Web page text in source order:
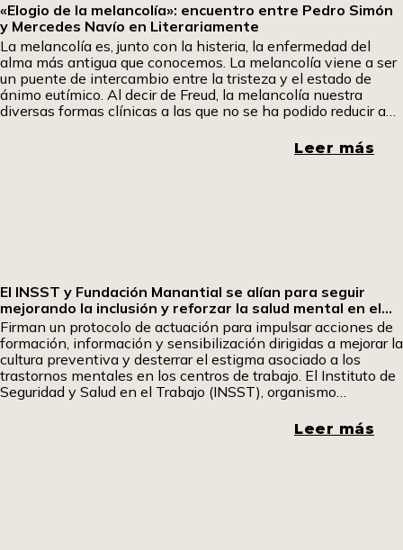
«Elogio de la melancolía»: encuentro entre Pedro Simón
y Mercedes Navío en Literariamente
La melancolía es, junto con la histeria, la enfermedad del
alma más antigua que conocemos. La melancolía viene a ser
un puente de intercambio entre la tristeza y el estado de
ánimo eutímico. Al decir de Freud, la melancolía nuestra
diversas formas clínicas a las que no se ha podido reducir a
Leer más
El INSST y Fundación Manantial se alían para seguir
mejorando la inclusión y reforzar la salud mental en el
trabajo
Firman un protocolo de actuación para impulsar acciones de
formación, información y sensibilización dirigidas a mejorar la
cultura preventiva y desterrar el estigma asociado a los
trastornos mentales en los centros de trabajo. El Instituto de
Seguridad y Salud en el Trabajo (INSST), organismo
Social especializado en prevención de riesgos laborales, y
Leer más